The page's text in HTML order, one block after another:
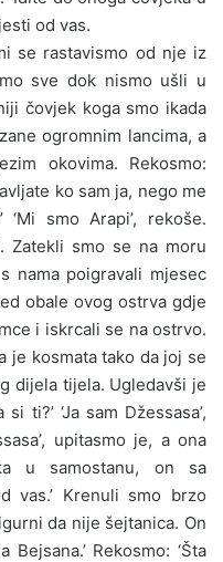
od vas.
se rastavismo od nje iz
sve dok nismo ušli u
čovjek koga smo ikada
ogromnim lancima, a
okovima. Rekosmo:
ko sam ja, nego me
smo Arapi’, rekoše.
Zatekli smo se na moru
nama poigravali mjesec
obale ovog ostrva gdje
i iskrcali se na ostrvo.
je kosmata tako da joj se
dijela tijela. Ugledavši je
ti?’ ‘Ja sam Džessasa’,
upitasmo je, a ona
u samostanu, on sa
vas.’ Krenuli smo brzo
da nije šejtanica. On
Bejsana.’ Rekosmo: ‘Šta